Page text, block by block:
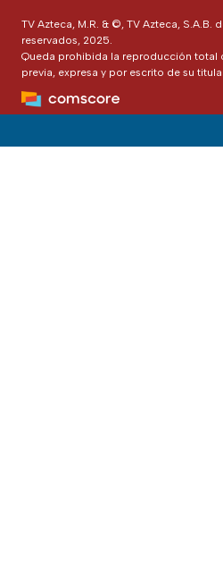
TV Azteca, M.R. & ©, TV Azteca, S.A.B.
reservados, 2025.
Queda prohibida la reproducción total
previa, expresa y por escrito de su